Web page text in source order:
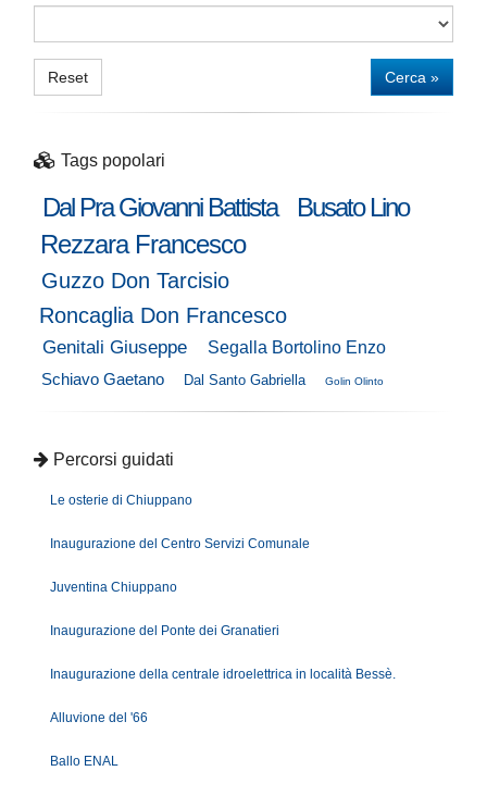
Reset Cerca »
Tags popolari
Dal Pra Giovanni Battista
Busato Lino
Rezzara Francesco
Guzzo Don Tarcisio
Roncaglia Don Francesco
Genitali Giuseppe
Segalla Bortolino Enzo
Schiavo Gaetano
Dal Santo Gabriella Golin Olinto
Percorsi guidati
Le osterie di Chiuppano
Inaugurazione del Centro Servizi Comunale
Juventina Chiuppano
Inaugurazione del Ponte dei Granatieri
Inaugurazione della centrale idroelettrica in località Bessè.
Alluvione del '66
Ballo ENAL